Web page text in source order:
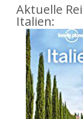
Aktuelle
Italien: